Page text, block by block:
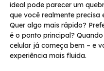
ideal pode parecer um
que você realmente precisa
Quer algo mais rápido?
é o ponto principal?
celular já começa bem – e
experiência mais fluida.